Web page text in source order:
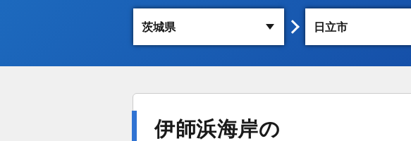
伊師浜海岸の